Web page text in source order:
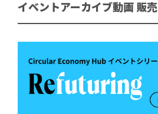
イベントアーカイブ動画 販売